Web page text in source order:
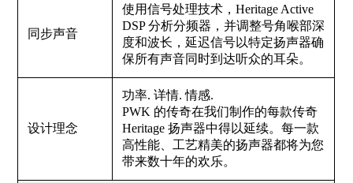
同步声音
使用信号处理技术，Heritage Active
DSP 分析分频器，并调整号角喉部深
度和波长，延迟信号以特定扬声器确
保所有声音同时到达听众的耳朵。
设计理念
功率. 详情. 情感.
PWK 的传奇在我们制作的每款传奇
Heritage 扬声器中得以延续。每一款
高性能、工艺精美的扬声器都将为您
带来数十年的欢乐。